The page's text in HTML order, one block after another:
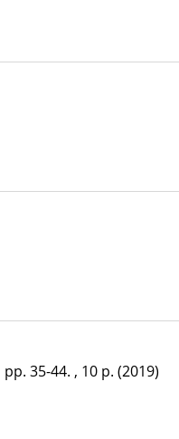
pp. 35-44. , 10 p. (2019)